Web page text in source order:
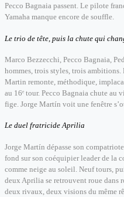
Pecco Bagnaia passent. Le pilote
Yamaha manque encore de souffle.
Le trio de tête, puis la chute qui
Marco Bezzecchi, Pecco Bagnaia,
hommes, trois styles, trois ambitions.
Martin remonte, méthodique,
au 16ᵉ tour. Pecco Bagnaia chute au
fige. Jorge Martín voit une fenêtre
Le duel fratricide Aprilia
Jorge Martín dépasse son
fond sur son coéquipier leader de la
comme neige au soleil. Neuf tours,
deux Aprilia se retrouvent roue dans
deux rivaux, deux visions du même